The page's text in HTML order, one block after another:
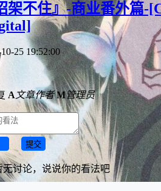
架不住』-商业番外篇-
25 19:52:00
A 文章作者 M管理员
提交
无讨论，说说你的看法吧